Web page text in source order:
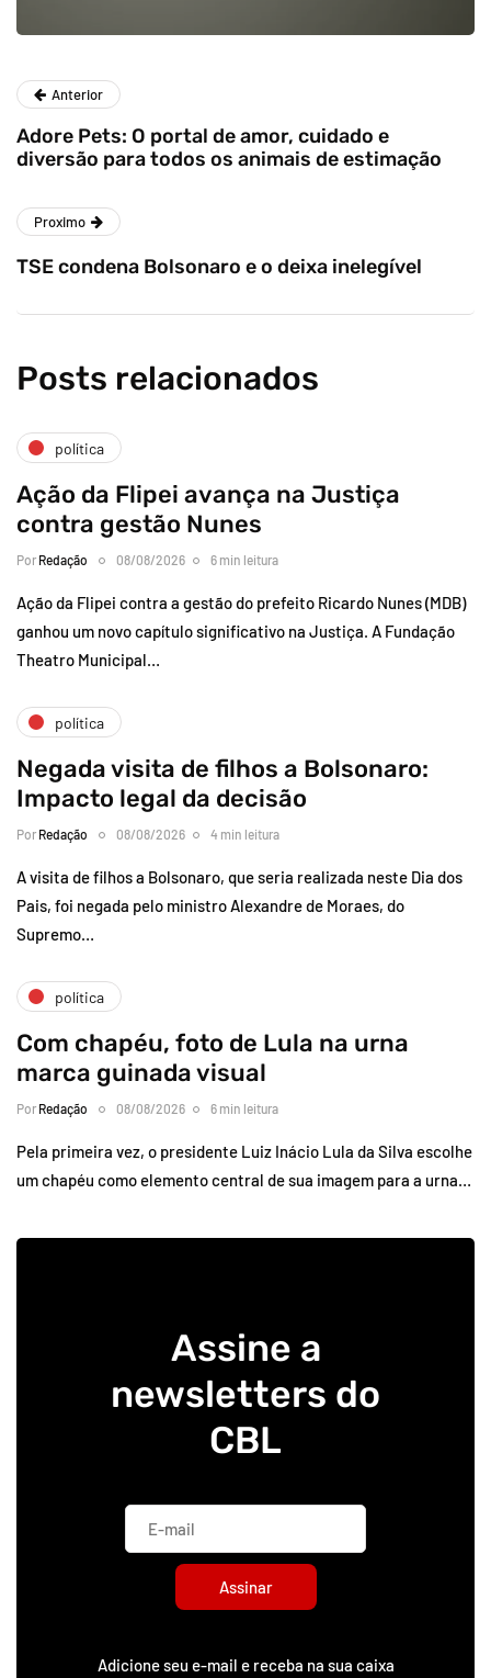
Anterior
Adore Pets: O portal de amor, cuidado e
diversão para todos os animais de estimação
Proximo
TSE condena Bolsonaro e o deixa inelegível
Posts relacionados
política
Ação da Flipei avança na Justiça
contra gestão Nunes
Por Redação 08/08/2026 6 min leitura
Ação da Flipei contra a gestão do prefeito Ricardo Nunes (MDB)
ganhou um novo capítulo significativo na Justiça. A Fundação
Theatro Municipal…
política
Negada visita de filhos a Bolsonaro:
Impacto legal da decisão
Por Redação 08/08/2026 4 min leitura
A visita de filhos a Bolsonaro, que seria realizada neste Dia dos
Pais, foi negada pelo ministro Alexandre de Moraes, do
Supremo…
política
Com chapéu, foto de Lula na urna
marca guinada visual
Por Redação 08/08/2026 6 min leitura
Pela primeira vez, o presidente Luiz Inácio Lula da Silva escolhe
um chapéu como elemento central de sua imagem para a urna…
Assine a
newsletters do
CBL
Assinar
Adicione seu e-mail e receba na sua caixa